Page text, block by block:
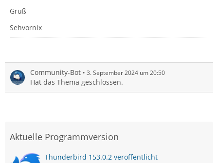
Gruß
Sehvornix
Community-Bot 3. September 2024 um 20:50
Hat das Thema geschlossen.
Aktuelle Programmversion
Thunderbird 153.0.2 veröffentlicht